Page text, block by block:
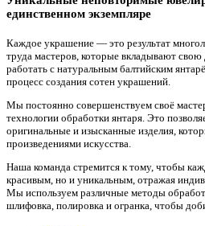
единственном экземпляре
Каждое украшение — это результат
труда мастеров, которые вкладывают
работать с натуральным балтийским
процесс создания сотен украшений.
Мы постоянно совершенствуем своё
технологии обработки янтаря. Это
оригинальные и изысканные изделия,
произведениями искусства.
Наша команда стремится к тому, чтобы
красивым, но и уникальным, отражая
Мы используем различные методы
шлифовка, полировка и огранка, чтобы